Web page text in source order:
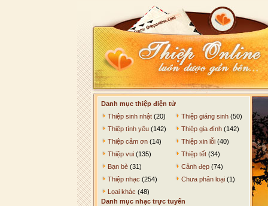
Danh mục thiệp điện tử
Thiệp sinh nhật (20) Thiệp giáng sinh (50)
Thiệp tình yêu (142) Thiệp gia đình (142)
Thiệp cảm ơn (14) Thiệp xin lỗi (40)
Thiệp vui (135) Thiệp tết (34)
Bạn bè (31) Cảnh đẹp (74)
Thiệp nhạc (254) Chưa phân loại (1)
Lọai khác (48)
Danh mục nhạc trực tuyến